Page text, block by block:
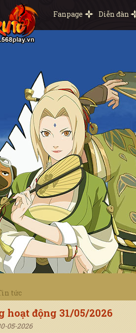
Fanpage Diễn đàn
tức
hoạt động 31/05/2026
05-2026